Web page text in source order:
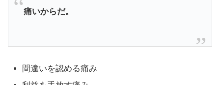
痛いからだ。
間違いを認める痛み